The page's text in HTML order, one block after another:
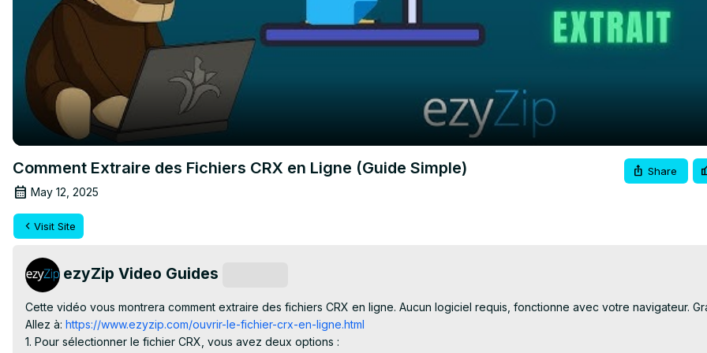
Comment Extraire des Fichiers CRX en Ligne (Guide Simple)
May 12, 2025
Share
Visit Site
ezyZip Video Guides
Cette vidéo vous montrera comment extraire des fichiers CRX en ligne. Aucun logiciel requis, fonctionne avec votre navigateur.
Allez à: https://www.ezyzip.com/ouvrir-le-fichier-crx-en-ligne.html
1. Pour sélectionner le fichier CRX, vous avez deux options :